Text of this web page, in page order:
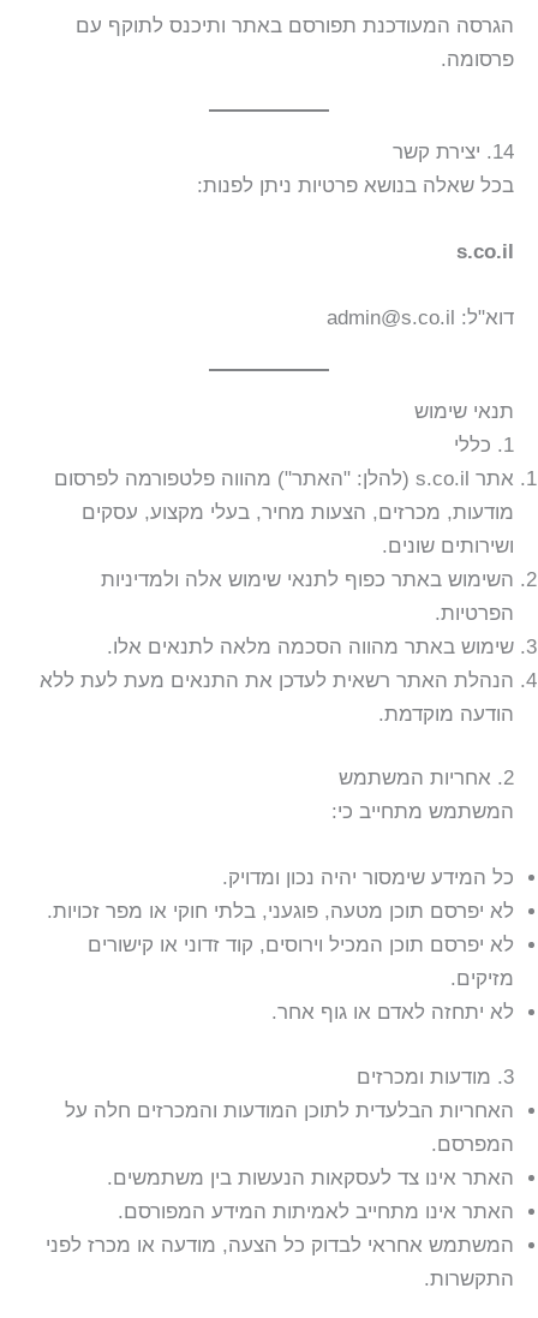
הגרסה המעודכנת תפורסם באתר ותיכנס לתוקף עם
פרסומה.
14. יצירת קשר
בכל שאלה בנושא פרטיות ניתן לפנות:
s.co.il
דוא"ל: admin@s.co.il
תנאי שימוש
1. כללי
אתר s.co.il (להלן: "האתר") מהווה פלטפורמה לפרסום
מודעות, מכרזים, הצעות מחיר, בעלי מקצוע, עסקים
ושירותים שונים.
השימוש באתר כפוף לתנאי שימוש אלה ולמדיניות
הפרטיות.
שימוש באתר מהווה הסכמה מלאה לתנאים אלו.
הנהלת האתר רשאית לעדכן את התנאים מעת לעת ללא
הודעה מוקדמת.
2. אחריות המשתמש
המשתמש מתחייב כי:
כל המידע שימסור יהיה נכון ומדויק.
לא יפרסם תוכן מטעה, פוגעני, בלתי חוקי או מפר זכויות.
לא יפרסם תוכן המכיל וירוסים, קוד זדוני או קישורים
מזיקים.
לא יתחזה לאדם או גוף אחר.
3. מודעות ומכרזים
האחריות הבלעדית לתוכן המודעות והמכרזים חלה על
המפרסם.
האתר אינו צד לעסקאות הנעשות בין משתמשים.
האתר אינו מתחייב לאמיתות המידע המפורסם.
המשתמש אחראי לבדוק כל הצעה, מודעה או מכרז לפני
התקשרות.